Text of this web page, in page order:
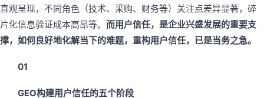
直观呈现，不同角色（技术、采购、财务等）关注点差异显著，碎
片化信息验证成本高昂等。 而用户信任，是企业兴盛发展的重要支
撑，如何良好地化解当下的难题，重构用户信任，已是当务之急。
01
GEO构建用户信任的五个阶段